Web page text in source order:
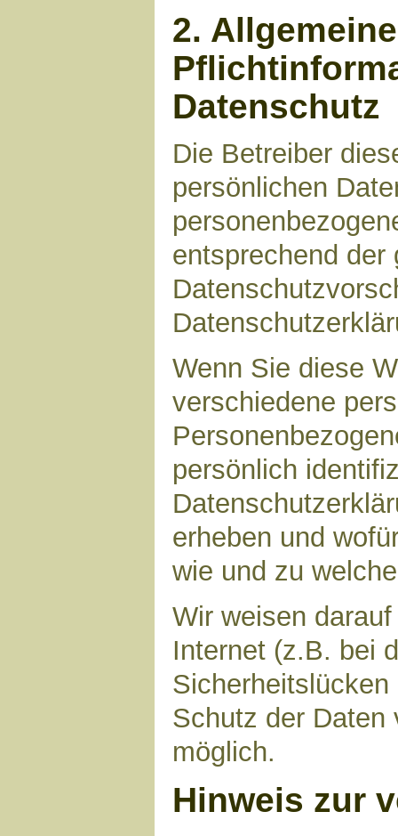
2.
Datenschutz
Die Betreiber
persönlichen
entsprechend der
Wenn Sie diese
verschiedene
persönlich
erheben und
wie und zu
Wir weisen
Internet (z.B. bei
Schutz der Daten
möglich.
Hinweis zur